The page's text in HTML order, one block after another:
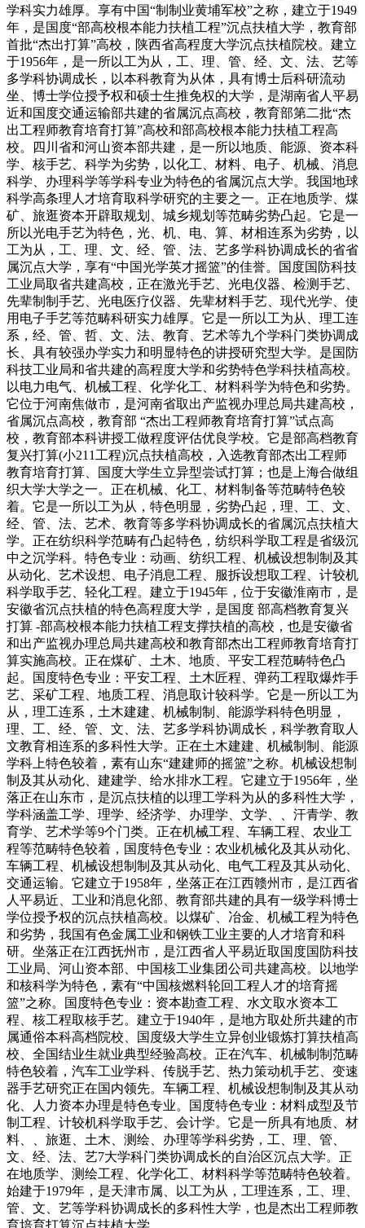
学科实力雄厚。享有中国“制制业黄埔军校”之称，建立于1949
年，是国度“部高校根本能力扶植工程”沉点扶植大学，教育部
首批“杰出打算”高校，陕西省高程度大学沉点扶植院校。建立
于1956年，是一所以工为从，工、理、管、经、文、法、艺等
多学科协调成长，以本科教育为从体，具有博士后科研流动
坐、博士学位授予权和硕士生推免权的大学，是湖南省人平易
近和国度交通运输部共建的省属沉点高校，教育部第二批“杰
出工程师教育培育打算”高校和部高校根本能力扶植工程高
校。四川省和河山资本部共建，是一所以地质、能源、资本科
学、核手艺、科学为劣势，以化工、材料、电子、机械、消息
科学、办理科学等学科专业为特色的省属沉点大学。我国地球
科学高条理人才培育取科学研究的主要之一。正在地质学、煤
矿、旅逛资本开辟取规划、城乡规划等范畴劣势凸起。它是一
所以光电手艺为特色，光、机、电、算、材相连系为劣势，以
工为从，工、理、文、经、管、法、艺多学科协调成长的省省
属沉点大学，享有“中国光学英才摇篮”的佳誉。国度国防科技
工业局取省共建高校，正在激光手艺、光电仪器、检测手艺、
先辈制制手艺、光电医疗仪器、先辈材料手艺、现代光学、使
用电子手艺等范畴科研实力雄厚。它是一所以工为从、理工连
系，经、管、哲、文、法、教育、艺术等九个学科门类协调成
长、具有较强办学实力和明显特色的讲授研究型大学。是国防
科技工业局和省共建的高程度大学和劣势特色学科扶植高校。
以电力电气、机械工程、化学化工、材料科学为特色和劣势。
它位于河南焦做市，是河南省取出产监视办理总局共建高校，
省属沉点高校，教育部 “杰出工程师教育培育打算”试点高
校，教育部本科讲授工做程度评估优良学校。它是部高档教育
复兴打算(小211工程)沉点扶植高校，入选教育部杰出工程师
教育培育打算、国度大学生立异型尝试打算；也是上海合做组
织大学大学之一。正在机械、化工、材料制备等范畴特色较
着。它是一所以工为从，特色明显，劣势凸起，理、工、文、
经、管、法、艺术、教育等多学科协调成长的省属沉点扶植大
学。正在纺织科学范畴有凸起特色，纺织科学取工程是省级沉
中之沉学科。特色专业：动画、纺织工程、机械设想制制及其
从动化、艺术设想、电子消息工程、服拆设想取工程、计较机
科学取手艺、轻化工程。建立于1945年，位于安徽淮南市，是
安徽省沉点扶植的特色高程度大学，是国度 部高档教育复兴
打算 -部高校根本能力扶植工程支撑扶植的高校，也是安徽省
和出产监视办理总局共建高校和教育部杰出工程师教育培育打
算实施高校。正在煤矿、土木、地质、平安工程范畴特色凸
起。国度特色专业：平安工程、土木匠程、弹药工程取爆炸手
艺、采矿工程、地质工程、消息取计较科学。它是一所以工为
从，理工连系，土木建建、机械制制、能源学科特色明显，
理、工、经、管、文、法、艺多学科协调成长，科学教育取人
文教育相连系的多科性大学。正在土木建建、机械制制、能源
学科上特色较着，素有山东“建建师的摇篮”之称。机械设想制
制及其从动化、建建学、给水排水工程。它建立于1956年，坐
落正在山东市，是沉点扶植的以理工学科为从的多科性大学，
学科涵盖工学、理学、经济学、办理学、文学、、汗青学、教
育学、艺术学等9个门类。正在机械工程、车辆工程、农业工
程等范畴特色较着，国度特色专业：农业机械化及其从动化、
车辆工程、机械设想制制及其从动化、电气工程及其从动化、
交通运输。它建立于1958年，坐落正在江西赣州市，是江西省
人平易近、工业和消息化部、教育部共建的具有一级学科博士
学位授予权的沉点扶植高校。以煤矿、冶金、机械工程为特色
和劣势，我国有色金属工业和钢铁工业主要的人才培育和科
研。坐落正在江西抚州市，是江西省人平易近取国度国防科技
工业局、河山资本部、中国核工业集团公司共建高校。以地学
和核科学为特色，素有“中国核燃料轮回工程人才的培育摇
篮”之称。国度特色专业：资本勘查工程、水文取水资本工
程、核工程取核手艺。建立于1940年，是地方取处所共建的市
属通俗本科高档院校、国度级大学生立异创业锻炼打算扶植高
校、全国结业生就业典型经验高校。正在汽车、机械制制范畴
特色较着，汽车工业学科、传脱手艺、热力策动机手艺、变速
器手艺研究正在国内领先。车辆工程、机械设想制制及其从动
化、人力资本办理是特色专业。国度特色专业：材料成型及节
制工程、计较机科学取手艺、会计学。它是一所具有地质、材
料、、旅逛、土木、测绘、办理等学科劣势，工、理、管、
文、经、法、艺7大学科门类协调成长的自治区沉点大学。正
在地质学、测绘工程、化学化工、材料科学等范畴特色较着。
始建于1979年，是天津市属、以工为从，工理连系，工、理、
管、文、艺等学科协调成长的多科性大学，也是杰出工程师教
育培育打算沉点扶植大学。